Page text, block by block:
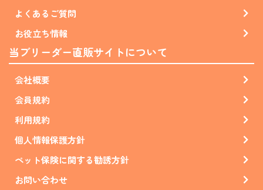
よくあるご質問
お役立ち情報
当ブリーダー直販サイトについて
会社概要
会員規約
利用規約
個人情報保護方針
ペット保険に関する勧誘方針
お問い合わせ